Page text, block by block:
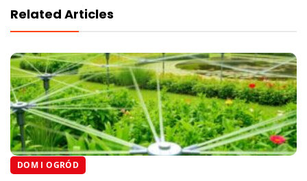
Related Articles
DOM I OGRÓD